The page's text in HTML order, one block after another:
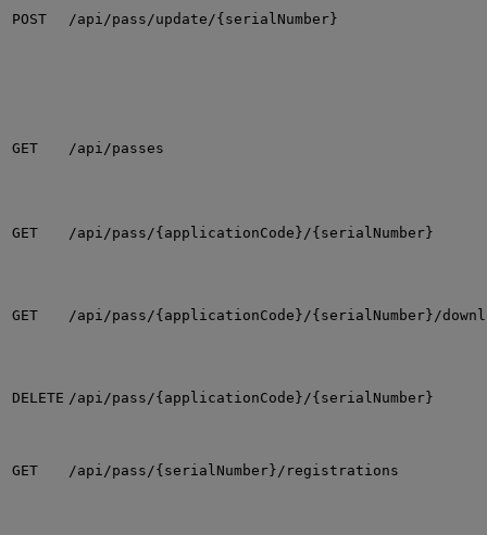
POST /api/pass/update/{serialNumber}
GET /api/passes
GET /api/pass/{applicationCode}/{serialNumber}
GET /api/pass/{applicationCode}/{serialNumber}/
DELETE /api/pass/{applicationCode}/{serialNumber}
GET /api/pass/{serialNumber}/registrations